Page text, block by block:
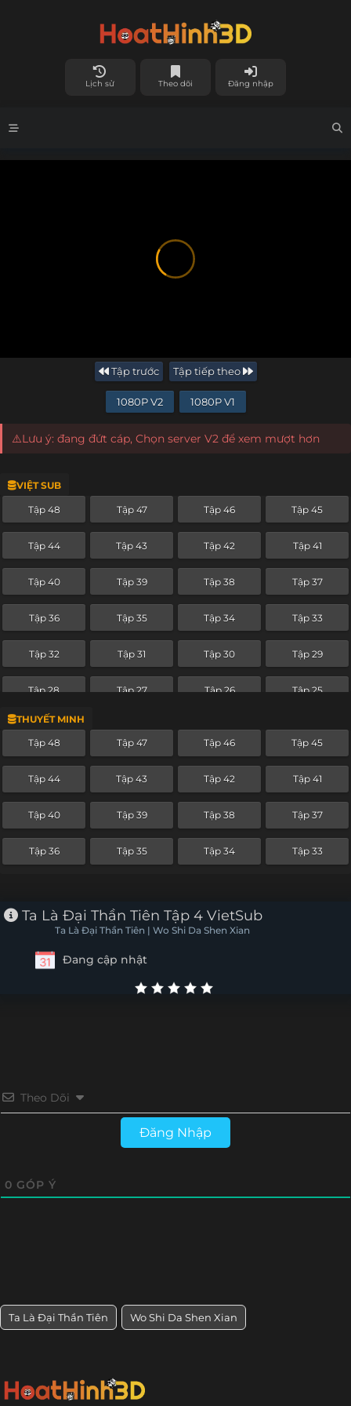
Lịch sử Theo dõi Đăng nhập
Tập trước Tập tiếp theo
1080P V2 1080P V1
⚠️Lưu ý: đang đứt cáp, Chọn server V2 để xem mượt hơn
VIỆT SUB
Tập 48 Tập 47 Tập 46 Tập 45
Tập 44 Tập 43 Tập 42 Tập 41
Tập 40 Tập 39 Tập 38 Tập 37
Tập 36 Tập 35 Tập 34 Tập 33
Tập 32 Tập 31 Tập 30 Tập 29
Tập 28 Tập 27 Tập 26 Tập 25
Tập 24
THUYẾT MINH
Tập 48 Tập 47 Tập 46 Tập 45
Tập 44 Tập 43 Tập 42 Tập 41
Tập 40 Tập 39 Tập 38 Tập 37
Tập 36 Tập 35 Tập 34 Tập 33
Ta Là Đại Thần Tiên Tập 4 VietSub
Ta Là Đại Thần Tiên | Wo Shi Da Shen Xian
Đang cập nhật
Theo Dõi
Đăng Nhập
0 GÓP Ý
Ta Là Đại Thần Tiên Wo Shi Da Shen Xian